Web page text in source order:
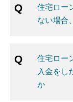
住宅ロー
ない場合
住宅ロー
入金をし
か